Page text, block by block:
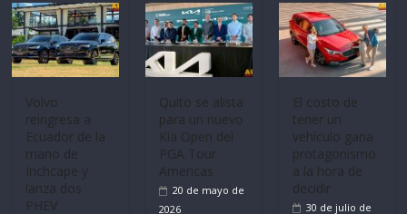
Volvo
reingresa a
Ecuador de la
mano de
Inchcape y
lanza dos
PHEV
La FEDAK
recibe 12
Sinotruk
Bolden para
cubrir las rutas
de La Vuelta
31 de julio de
2026
El costo de
tener un
vehículo gana
protagonismo
a la hora de
decidir
30 de julio de